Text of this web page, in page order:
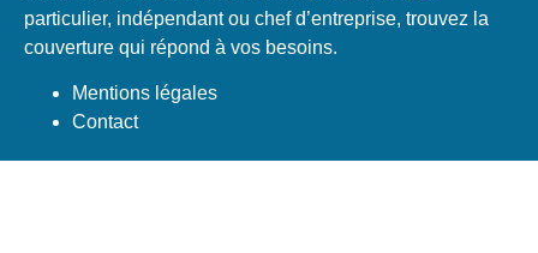
particulier, indépendant ou chef d’entreprise, trouvez la
couverture qui répond à vos besoins.
Mentions légales
Contact